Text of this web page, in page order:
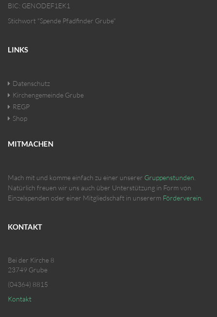
BIC: GENODEF1EK1
Stichwort "Spende Pfadfinder Grube"
LINKS
Datenschutz
Kirchengemeinde Grube
REGP
Shop
MITMACHEN
Mach mit und komme einfach zu einer unserer Gruppenstunden
Natürlich freuen wir uns auch über Unterstützung in Form von
Einzelspenden oder einer Mitgliedschaft in unsererm Förderverein
KONTAKT
Bei der Kirche 8
23749 Grube
(04364) 8815
Kontakt